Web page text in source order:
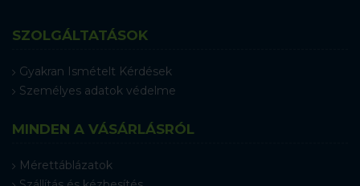
SZOLGÁLTATÁSOK
Gyakran Ismételt Kérdések
Személyes adatok védelme
MINDEN A VÁSÁRLÁSRÓL
Mérettáblázatok